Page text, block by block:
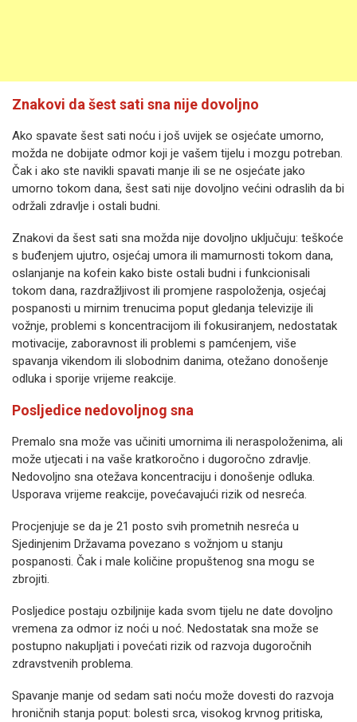
Znakovi da šest sati sna nije dovoljno
Ako spavate šest sati noću i još uvijek se osjećate umorno,
možda ne dobijate odmor koji je vašem tijelu i mozgu potreban.
Čak i ako ste navikli spavati manje ili se ne osjećate jako
umorno tokom dana, šest sati nije dovoljno većini odraslih da bi
održali zdravlje i ostali budni.
Znakovi da šest sati sna možda nije dovoljno uključuju: teškoće
s buđenjem ujutro, osjećaj umora ili mamurnosti tokom dana,
oslanjanje na kofein kako biste ostali budni i funkcionisali
tokom dana, razdražljivost ili promjene raspoloženja, osjećaj
pospanosti u mirnim trenucima poput gledanja televizije ili
vožnje, problemi s koncentracijom ili fokusiranjem, nedostatak
motivacije, zaboravnost ili problemi s pamćenjem, više
spavanja vikendom ili slobodnim danima, otežano donošenje
odluka i sporije vrijeme reakcije.
Posljedice nedovoljnog sna
Premalo sna može vas učiniti umornima ili neraspoloženima, ali
može utjecati i na vaše kratkoročno i dugoročno zdravlje.
Nedovoljno sna otežava koncentraciju i donošenje odluka.
Usporava vrijeme reakcije, povećavajući rizik od nesreća.
Procjenjuje se da je 21 posto svih prometnih nesreća u
Sjedinjenim Državama povezano s vožnjom u stanju
pospanosti. Čak i male količine propuštenog sna mogu se
zbrojiti.
Posljedice postaju ozbiljnije kada svom tijelu ne date dovoljno
vremena za odmor iz noći u noć. Nedostatak sna može se
postupno nakupljati i povećati rizik od razvoja dugoročnih
zdravstvenih problema.
Spavanje manje od sedam sati noću može dovesti do razvoja
hroničnih stanja poput: bolesti srca, visokog krvnog pritiska,